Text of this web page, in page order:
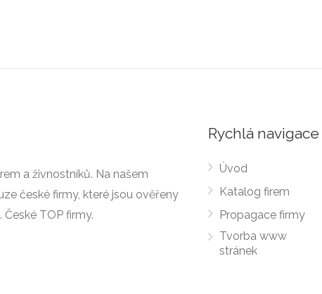
a živnostníků. Na našem
české firmy, které jsou ověřeny
TOP firmy.
Rychlá navigace
Úvod
Katalog firem
Propagace firmy
Tvorba www
stránek